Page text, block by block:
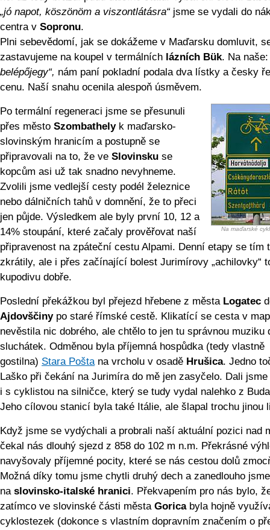
„jó napot, köszönöm a viszontlátásra“jsme se vydali do
centra v Sopronu.
Plni sebevědomí, jak se dokážeme v Maďarsku domluvit,
zastavujeme na koupel v termálních lázních Bük. Na
belépőjegy“, nám paní pokladní podala dva lístky a česky
cenu. Naší snahu ocenila alespoň úsměvem.
Na maďarské
Po termální regeneraci jsme se přesunuli
přes město Szombathelyk maďarsko-
slovinským hranicím a postupně se
připravovali na to, že ve Slovinsku se
kopcům asi už tak snadno nevyhneme.
Zvolili jsme vedlejší cesty podél železnice
nebo dálničních tahů v domnění, že to přeci
jen půjde. Výsledkem ale byly první 10, 12 a
14% stoupání, které začaly prověřovat naší
připravenost na zpáteční cestu Alpami. Denní etapy se tím
zkrátily, ale i přes začínající bolest Jurimírovy „achilovky“
kupodivu dobře.
Poslední překážkou byl přejezd hřebene z města Logatec
Ajdovščinypo staré římské cestě. Klikatící se cesta v
nevěstila nic dobrého, ale chtělo to jen tu správnou muziku
sluchátek. Odměnou byla příjemná hospůdka (tedy vlastně
gostilna) Stara Poštana vrcholu v osadě Hrušica. Jedno
Laško při čekání na Jurimíra do mě jen zasyčelo. Dali
i s cyklistou na silničce, který se tudy vydal nalehko z
Jeho cílovou stanicí byla také Itálie, ale šlapal trochu jinou
Když jsme se vydýchali a probrali naší aktuální pozici nad
čekal nás dlouhý sjezd z 858 do 102 m n.m. Překrásné
navyšovaly příjemné pocity, které se nás cestou dolů
Možná díky tomu jsme chytli druhý dech a zanedlouho
na slovinsko-italské hranici. Překvapením pro nás bylo,
zatímco ve slovinské části města Goricabyla hojně
cyklostezek (dokonce s vlastním dopravním značením o